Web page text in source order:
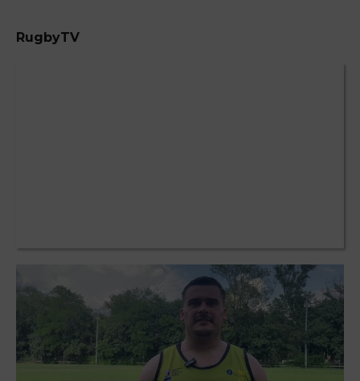
RugbyTV